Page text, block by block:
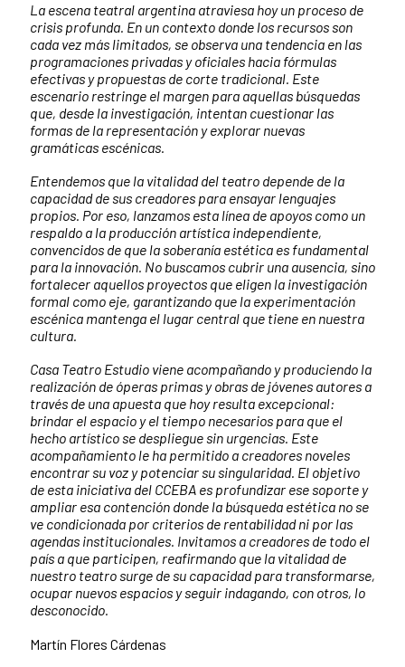
La escena teatral argentina atraviesa hoy un proceso de
crisis profunda. En un contexto donde los recursos son
cada vez más limitados, se observa una tendencia en las
programaciones privadas y oficiales hacia fórmulas
efectivas y propuestas de corte tradicional. Este
escenario restringe el margen para aquellas búsquedas
que, desde la investigación, intentan cuestionar las
formas de la representación y explorar nuevas
gramáticas escénicas.
Entendemos que la vitalidad del teatro depende de la
capacidad de sus creadores para ensayar lenguajes
propios. Por eso, lanzamos esta línea de apoyos como un
respaldo a la producción artística independiente,
convencidos de que la soberanía estética es fundamental
para la innovación. No buscamos cubrir una ausencia, sino
fortalecer aquellos proyectos que eligen la investigación
formal como eje, garantizando que la experimentación
escénica mantenga el lugar central que tiene en nuestra
cultura.
Casa Teatro Estudio viene acompañando y produciendo la
realización de óperas primas y obras de jóvenes autores a
través de una apuesta que hoy resulta excepcional:
brindar el espacio y el tiempo necesarios para que el
hecho artístico se despliegue sin urgencias. Este
acompañamiento le ha permitido a creadores noveles
encontrar su voz y potenciar su singularidad. El objetivo
de esta iniciativa del CCEBA es profundizar ese soporte y
ampliar esa contención donde la búsqueda estética no se
ve condicionada por criterios de rentabilidad ni por las
agendas institucionales. Invitamos a creadores de todo el
país a que participen, reafirmando que la vitalidad de
nuestro teatro surge de su capacidad para transformarse,
ocupar nuevos espacios y seguir indagando, con otros, lo
desconocido.
Martín Flores Cárdenas